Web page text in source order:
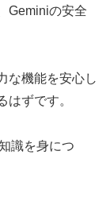
Geminiの安全
な機能を安心し
はずです。
識を身につ